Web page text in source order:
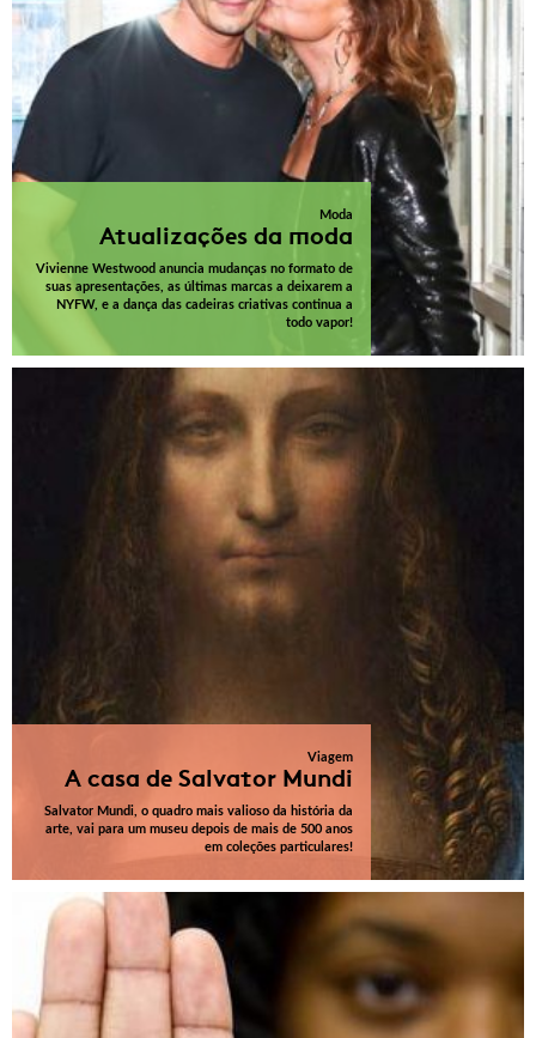
Moda
Atualizações da moda
Vivienne Westwood anuncia mudanças no formato de
suas apresentações, as últimas marcas a deixarem a
NYFW, e a dança das cadeiras criativas continua a
todo vapor!
Viagem
A casa de Salvator Mundi
Salvator Mundi, o quadro mais valioso da história da
arte, vai para um museu depois de mais de 500 anos
em coleções particulares!